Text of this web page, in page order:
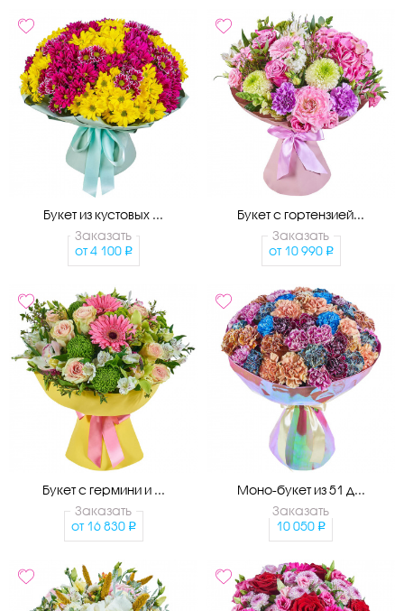
Букет из кустовых ...
Заказать
от 4 100
Букет с гортензией...
Заказать
от 10 990
Букет с гермини и ...
Заказать
от 16 830
Моно-букет из 51 д...
Заказать
10 050